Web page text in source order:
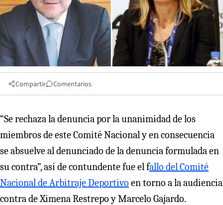
Compartir Comentarios
“Se rechaza la denuncia por la unanimidad de los
miembros de este Comité Nacional y en consecuencia
se absuelve al denunciado de la denuncia formulada en
su contra”, así de contundente fue el fallo del Comité
Nacional de Arbitraje Deportivo en torno a la audiencia
contra de Ximena Restrepo y Marcelo Gajardo.